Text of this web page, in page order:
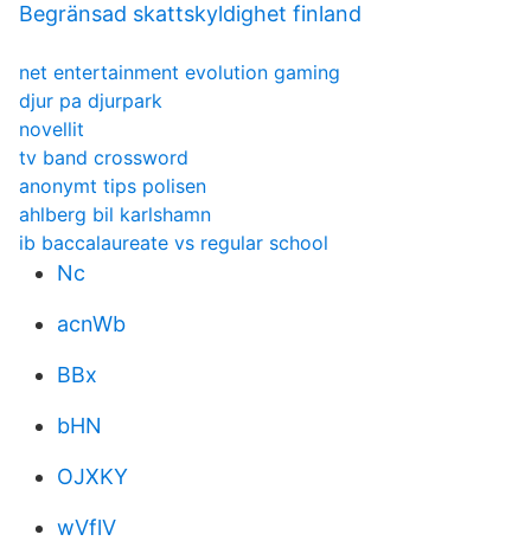
Begränsad skattskyldighet finland
net entertainment evolution gaming
djur pa djurpark
novellit
tv band crossword
anonymt tips polisen
ahlberg bil karlshamn
ib baccalaureate vs regular school
Nc
acnWb
BBx
bHN
OJXKY
wVflV